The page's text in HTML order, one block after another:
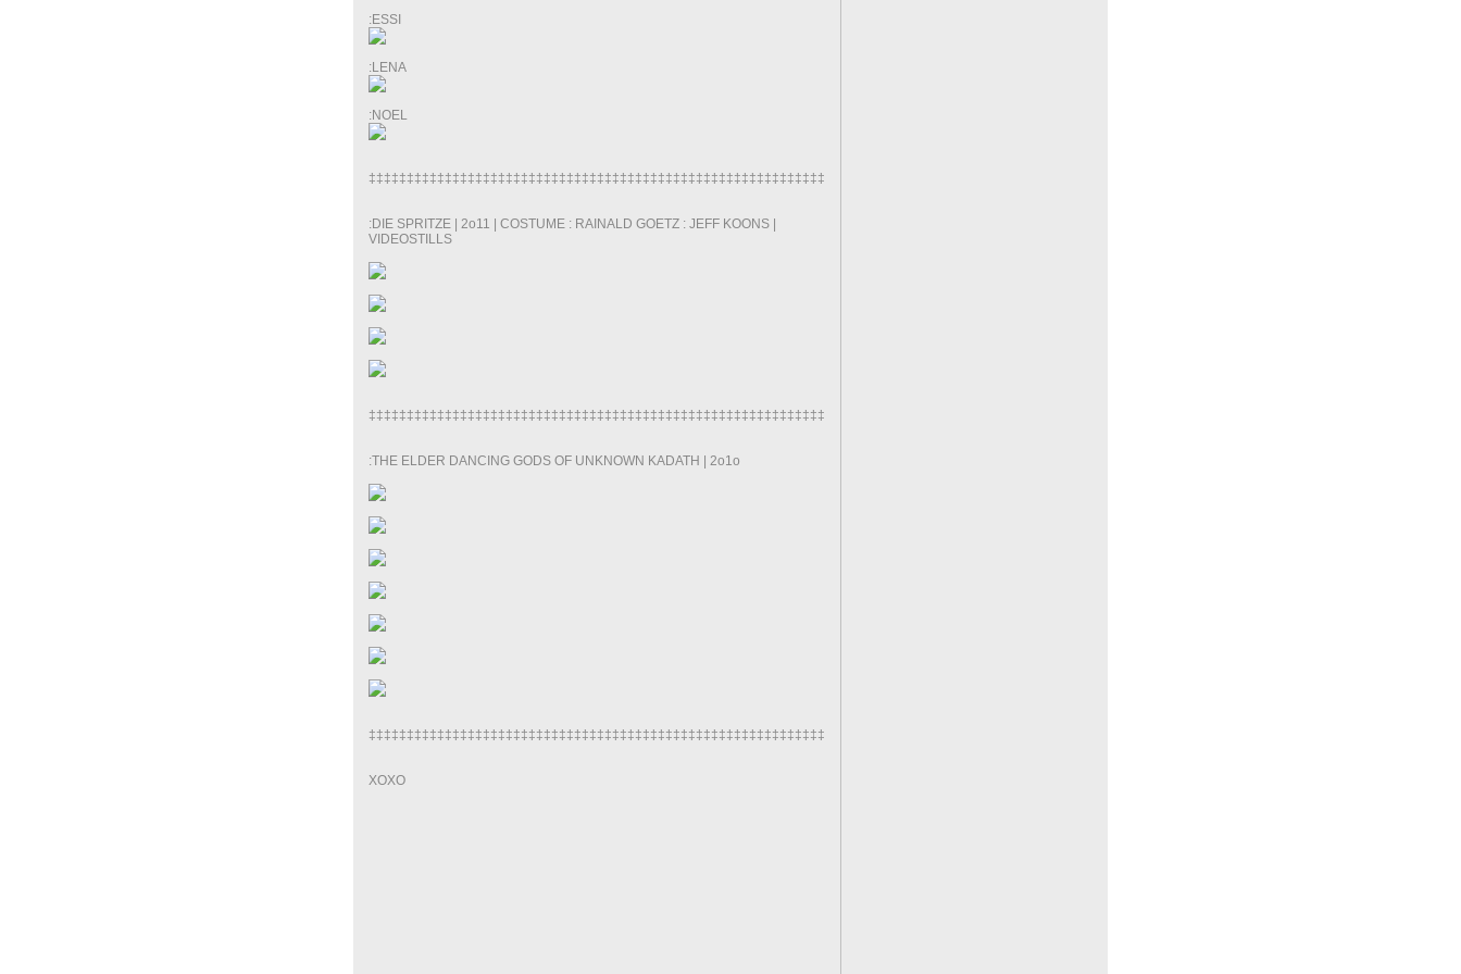
:ESSI
:LENA
:NOEL
:DIE SPRITZE | 2o11 | COSTUME : RAINALD GOETZ : JEFF KOONS |
VIDEOSTILLS
:THE ELDER DANCING GODS OF UNKNOWN KADATH | 2o1o
XOXO